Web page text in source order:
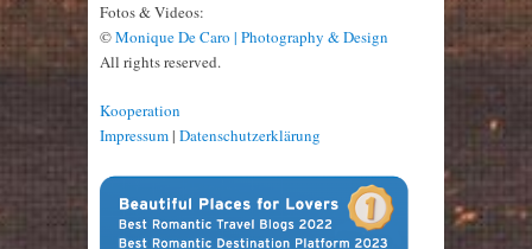
Fotos & Videos:
©Monique De Caro | Photography & Design
All rights reserved.
Kooperation
Impressum| Datenschutzerklärung